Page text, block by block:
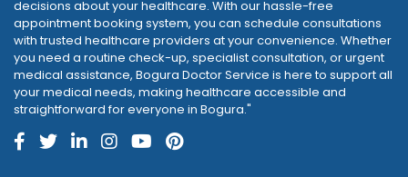
decisions about your healthcare. With our hassle-free
appointment booking system, you can schedule consultations
with trusted healthcare providers at your convenience. Whether
you need a routine check-up, specialist consultation, or urgent
medical assistance, Bogura Doctor Service is here to support all
your medical needs, making healthcare accessible and
straightforward for everyone in Bogura."